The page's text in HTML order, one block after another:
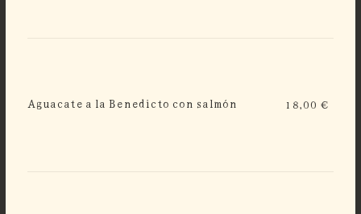
Aguacate a la Benedicto con salmón 18,00 €